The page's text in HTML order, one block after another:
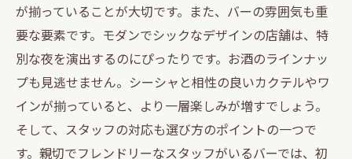
が揃っていることが大切です。また、バーの雰囲気も重
要な要素です。モダンでシックなデザインの店舗は、特
別な夜を演出するのにぴったりです。お酒のラインナッ
プも見逃せません。シーシャと相性の良いカクテルやワ
インが揃っていると、より一層楽しみが増すでしょう。
そして、スタッフの対応も選び方のポイントの一つで
す。親切でフレンドリーなスタッフがいるバーでは、初